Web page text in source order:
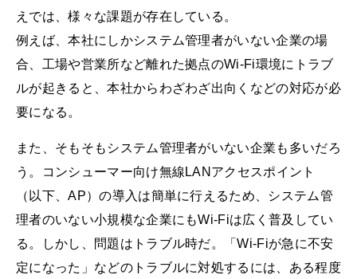
えでは、様々な課題が存在している。
例えば、本社にしかシステム管理者がいない企業の場
合、工場や営業所など離れた拠点のWi-Fi環境にトラブ
ルが起きると、本社からわざわざ出向くなどの対応が必
要になる。
また、そもそもシステム管理者がいない企業も多いだろ
う。コンシューマー向け無線LANアクセスポイント
（以下、AP）の導入は簡単に行えるため、システム管
理者のいない小規模な企業にもWi-Fiは広く普及してい
る。しかし、問題はトラブル時だ。「Wi-Fiが急に不安
定になった」などのトラブルに対処するには、ある程度